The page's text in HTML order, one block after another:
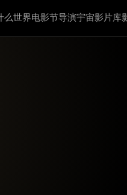
么世界电影节导演宇宙影片库